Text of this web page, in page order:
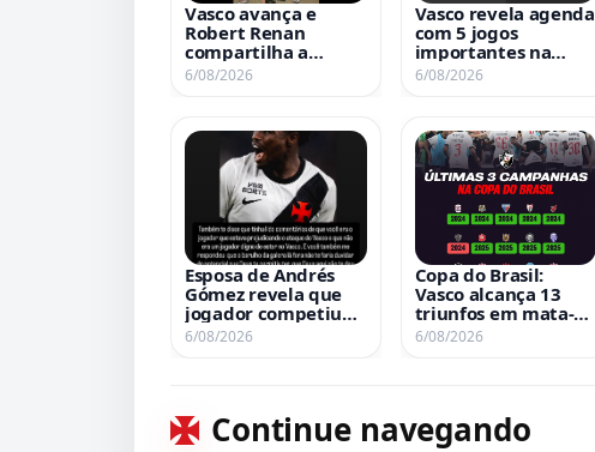
Vasco avança e
Robert Renan
compartilha a
alegria nas redes
6/08/2026
Vasco revela agenda
com 5 jogos
importantes na
sequência da
6/08/2026
Esposa de Andrés
Gómez revela que
jogador competiu
com lesão no pé;
6/08/2026
Copa do Brasil:
Vasco alcança 13
triunfos em mata-
matas nas últimas 3
6/08/2026
Continue navegando